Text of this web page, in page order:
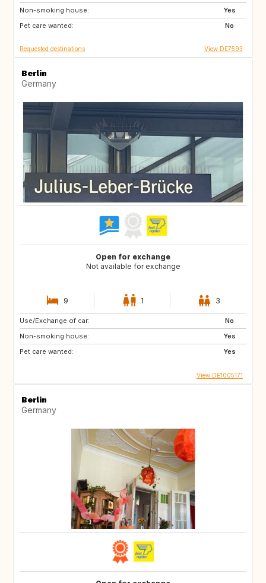
Non-smoking house:
Yes
Pet care wanted:
No
SE
Requested destinations View DE7593
Berlin
Germany
Open for exchange
Not available for exchange
9 1 3
Use/Exchange of car:
No
Non-smoking house:
Yes
Pet care wanted:
Yes
View DE1005171
Berlin
Germany